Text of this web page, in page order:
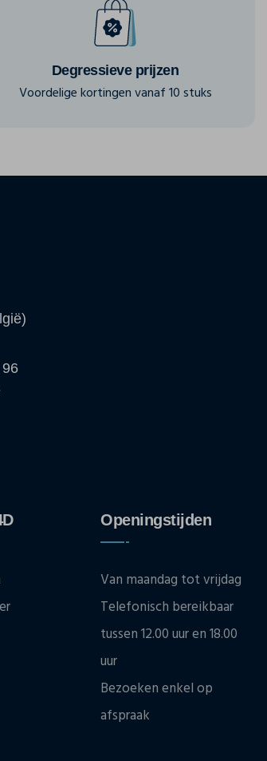
Degressieve prijzen
Voordelige kortingen vanaf 10 stuks
Openingstijden
Van maandag tot vrijdag
Telefonisch bereikbaar
tussen 12.00 uur en 18.00
uur
Bezoeken enkel op
afspraak